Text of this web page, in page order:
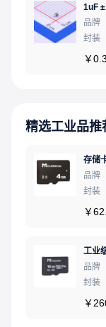
1uF
品牌
封装
￥
精选工业品推
存储
品牌
封装
￥
品牌
封装
￥